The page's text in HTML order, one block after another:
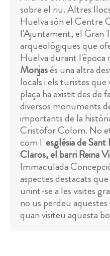
sobre el riu. Altres
Huelva són el Centre
l'Ajuntament, el Gran
arqueològiques que
Huelva durant l'època
Monjasés una altra
locals i els turistes
plaça ha existit des de
diversos monuments
importants de la
Cristòfor Colom. No
com l'església de
Claros, el barri Reina
Immaculada
aspectes destacats
unint-se a les visites
no us perdeu
quan visiteu aquesta